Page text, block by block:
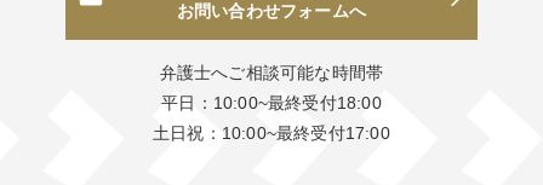
お問い合わせフォームへ
弁護士へご相談可能な時間帯
平日：10:00~最終受付18:00
土日祝：10:00~最終受付17:00